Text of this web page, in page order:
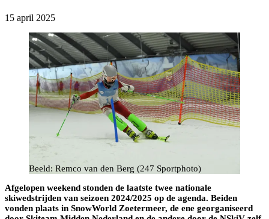
15 april 2025
Beeld: Remco van den Berg (247 Sportphoto)
Afgelopen weekend stonden de laatste twee nationale
skiwedstrijden van seizoen 2024/2025 op de agenda. Beiden
vonden plaats in SnowWorld Zoetermeer, de ene georganiseerd